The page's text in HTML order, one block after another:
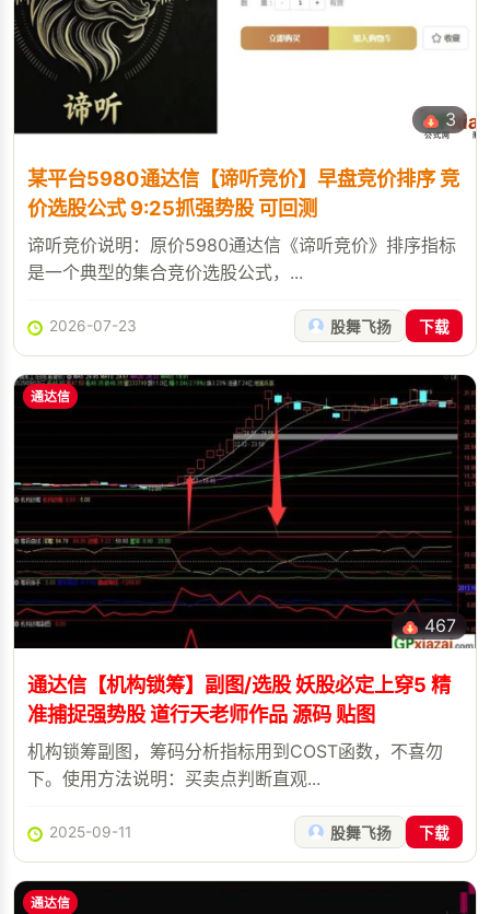
3
某平台5980通达信【谛听竞价】早盘竞价排序 竞
价选股公式 9:25抓强势股 可回测
谛听竞价说明：原价5980通达信《谛听竞价》排序指标
是一个典型的集合竞价选股公式，...
2026-07-23 股舞飞扬 下载
通达信
467
通达信【机构锁筹】副图/选股 妖股必定上穿5 精
准捕捉强势股 道行天老师作品 源码 贴图
机构锁筹副图，筹码分析指标用到COST函数，不喜勿
下。使用方法说明：买卖点判断直观...
2025-09-11 股舞飞扬 下载
通达信